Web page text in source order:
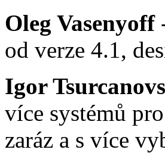
Oleg Vasenyoff
od verze 4.1,
Igor
více systémů
zaráz a s více